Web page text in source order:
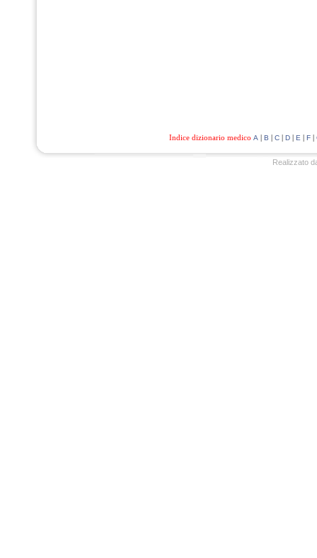
Indice dizionario medico A | B | C| D| E | F|
Realizzato